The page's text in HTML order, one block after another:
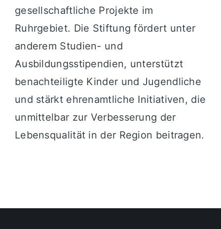
gesellschaftliche Projekte im
Ruhrgebiet. Die Stiftung fördert unter
anderem Studien- und
Ausbildungsstipendien, unterstützt
benachteiligte Kinder und Jugendliche
und stärkt ehrenamtliche Initiativen, die
unmittelbar zur Verbesserung der
Lebensqualität in der Region beitragen.